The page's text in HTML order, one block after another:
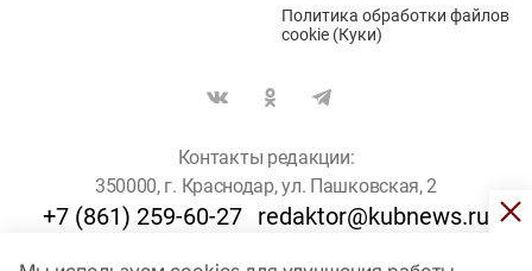
Политика обработки файлов
cookie (Куки)
Контакты редакции:
350000, г. Краснодар, ул. Пашковская, 2
+7 (861) 259-60-27 redaktor@kubnews.ru